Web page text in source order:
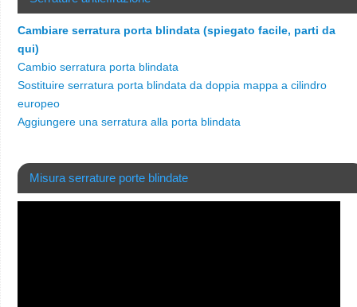
Cambiare serratura porta blindata (spiegato facile, parti da
qui)
Cambio serratura porta blindata
Sostituire serratura porta blindata da doppia mappa a cilindro
europeo
Aggiungere una serratura alla porta blindata
Misura serrature porte blindate